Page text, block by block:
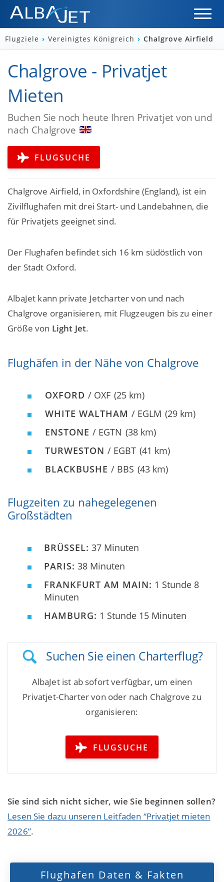
Flugziele › Vereinigtes Königreich › Chalgrove Airfield
Chalgrove - Privatjet
Mieten
Buchen Sie noch heute Ihren Privatjet von und
nach Chalgrove
FLUGSUCHE
Chalgrove Airfield, in Oxfordshire (England), ist ein
Zivilflughafen mit drei Start- und Landebahnen, die
für Privatjets geeignet sind.
Der Flughafen befindet sich 16 km südöstlich von
der Stadt Oxford.
AlbaJet kann private Jetcharter von und nach
Chalgrove organisieren, mit Flugzeugen bis zu einer
Größe von Light Jet.
Flughäfen in der Nähe von Chalgrove
OXFORD / OXF (25 km)
WHITE WALTHAM / EGLM (29 km)
ENSTONE / EGTN (38 km)
TURWESTON / EGBT (41 km)
BLACKBUSHE / BBS (43 km)
Flugzeiten zu nahegelegenen
Großstädten
BRÜSSEL: 37 Minuten
PARIS: 38 Minuten
FRANKFURT AM MAIN: 1 Stunde 8
Minuten
HAMBURG: 1 Stunde 15 Minuten
Suchen Sie einen Charterflug?
AlbaJet ist ab sofort verfügbar, um einen
Privatjet-Charter von oder nach Chalgrove zu
organisieren:
FLUGSUCHE
Sie sind sich nicht sicher, wie Sie beginnen sollen?
Lesen Sie dazu unseren Leitfaden “Privatjet mieten
2026”.
Flughafen Daten & Fakten